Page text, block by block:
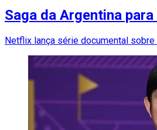
Saga da Argentina
Netflix lança série documental